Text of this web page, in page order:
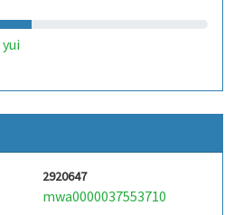
yui
2920647
mwa0000037553710